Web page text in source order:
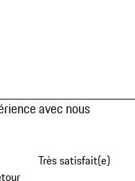
avec nous
Très satisfait(e)